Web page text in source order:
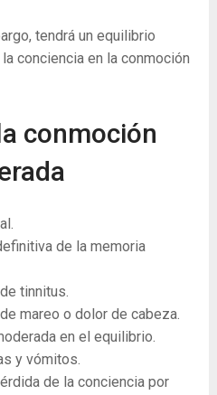
tendrá un equilibrio
conciencia en la conmoción
conmoción
de la memoria
tinnitus.
mareo o dolor de cabeza.
en el equilibrio.
y vómitos.
de la conciencia por